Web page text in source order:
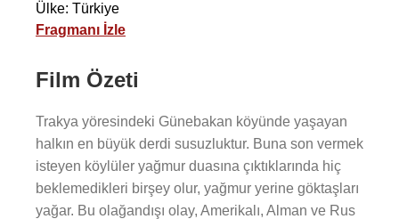
Ülke: Türkiye
Fragmanı İzle
Film Özeti
Trakya yöresindeki Günebakan köyünde yaşayan
halkın en büyük derdi susuzluktur. Buna son vermek
isteyen köylüler yağmur duasına çıktıklarında hiç
beklemedikleri birşey olur, yağmur yerine göktaşları
yağar. Bu olağandışı olay, Amerikalı, Alman ve Rus